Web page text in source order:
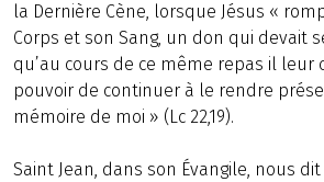
la Dernière Cène, lorsque Jésus «
Corps et son Sang, un don qui devait
qu’au cours de ce même repas il leur
pouvoir de continuer à le rendre
mémoire de moi » (Lc 22,19).
Saint Jean, dans son Évangile, nous